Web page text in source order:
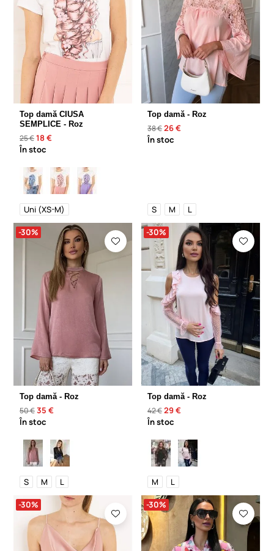
Top damă CIUSA
SEMPLICE - Roz
25 €18 €
În stoc
Uni (XS-M)
Top damă - Roz
38 €26 €
În stoc
S M L
-30%
Top damă - Roz
50 €35 €
În stoc
S M L
-30%
Top damă - Roz
42 €29 €
În stoc
M L
-30% -30%